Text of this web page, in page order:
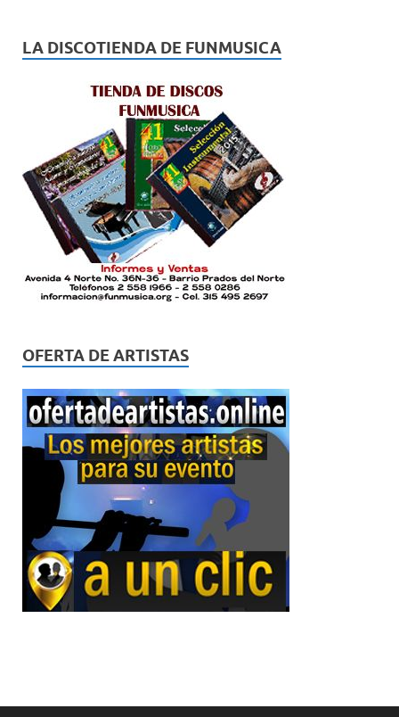
LA DISCOTIENDA DE FUNMUSICA
OFERTA DE ARTISTAS